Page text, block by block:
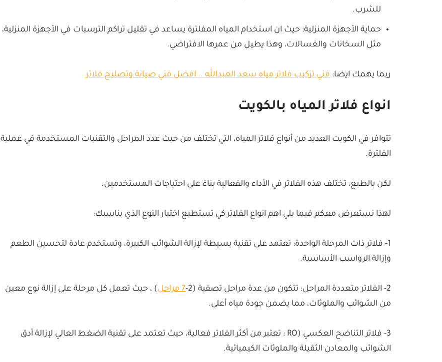
للشرب.
حماية الأجهزة المنزلية: حيث ان استخدام المياه المفلترة يساعد في تقليل تراكم الترسبات في الأجهزة المنزلية،
مثل السخانات والغسالات، وهذا يطيل من عمرها الافتراضي.
ربما يهمك ايضا: فني تركيب فلاتر مياه سعد العبدالله .. افضل فني صيانة وتصليح فلاتر
انواع فلاتر المياه بالكويت
تتوافر في الكويت العديد من أنواع فلاتر المياه، التي تختلف من حيث عدد المراحل والتقنيات المستخدمة في عملية
الفلترة.
لكن بالطبع، تختلف هذه الفلاتر في الأداء والفعالية بناءً على احتياجات المستخدمين.
لهذا نستعرض معكم فيما يلي اهم انواع الفلاتر كي تستطيع اختيار النوع الذي يناسبك:
1- فلاتر ذات المرحلة الواحدة: تعتمد على تقنية بسيطة لإزالة الشوائب الكبيرة، وتستخدم عادة لتحسين الطعم
وإزالة الرواسب الأساسية.
2- الفلاتر متعددة المراحل: تتكون من عدة مراحل تصفية (2- 7 مراحل
) ، حيث تعمل كل مرحلة على إزالة نوع معين
من الشوائب والملوثات، مما يضمن جودة مياه أعلى.
3- فلاتر التناضح العكسي (RO : تعتبر من أكثر الفلاتر فعالية، حيث تعتمد على تقنية الضغط العالي لإزالة أدق
الشوائب والمعادن الثقيلة والملوثات الكيميائية.